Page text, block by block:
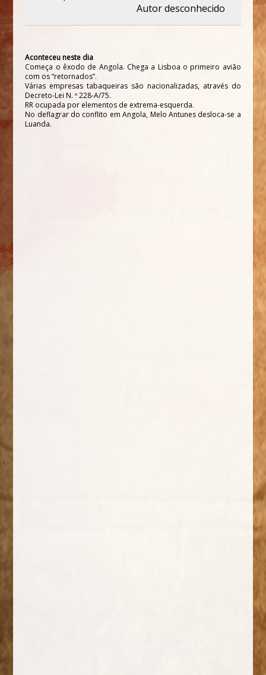
Autor desconhecido
Aconteceu neste dia
Começa o êxodo de Angola. Chega a Lisboa o primeiro avião
com os “retornados”.
Várias empresas tabaqueiras são nacionalizadas, através do
Decreto-Lei N. º 228-A/75.
RR ocupada por elementos de extrema-esquerda.
No deflagrar do conflito em Angola, Melo Antunes desloca-se a
Luanda.